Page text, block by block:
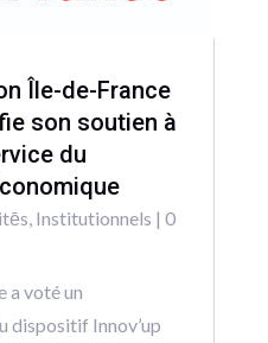
Île-de-France
son soutien à
du
, Institutionnels | 0
a voté un
dispositif Innov’up